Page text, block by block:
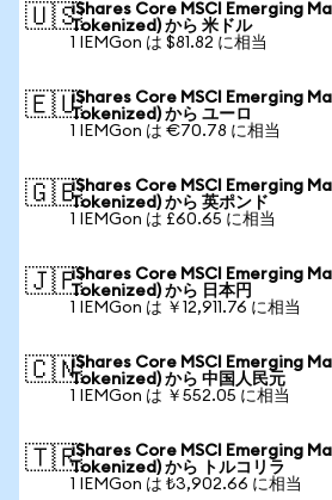
🇺🇸iShares Core MSCI Emerging
Tokenized) から 米ドル
1 IEMGon は $81.82 に相当
🇪🇺iShares Core MSCI Emerging
Tokenized) から ユーロ
1 IEMGon は €70.78 に相当
🇬🇧iShares Core MSCI Emerging
Tokenized) から 英ポンド
1 IEMGon は £60.65 に相当
🇯🇵iShares Core MSCI Emerging
Tokenized) から 日本円
1 IEMGon は ￥12,911.76 に相当
🇨🇳iShares Core MSCI Emerging
Tokenized) から 中国人民元
1 IEMGon は ￥552.05 に相当
🇹🇷iShares Core MSCI Emerging
Tokenized) から トルコリラ
1 IEMGon は ₺3,902.66 に相当